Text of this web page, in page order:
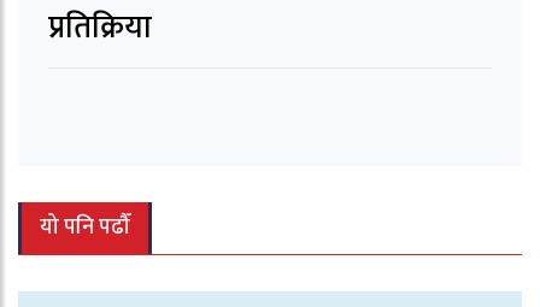
प्रतिक्रिया
यो पनि पढौँ